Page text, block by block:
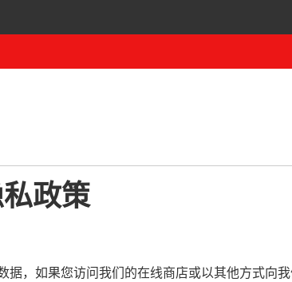
政策
据，如果您访问我们的在线商店或以其他方式